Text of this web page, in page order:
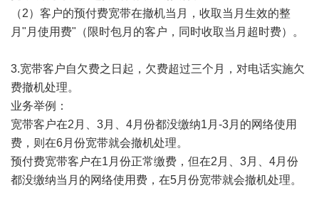
（2）客户的预付费宽带在撤机当月，收取当月生效的整
月"月使用费"（限时包月的客户，同时收取当月超时费）。
3.宽带客户自欠费之日起，欠费超过三个月，对电话实施欠
费撤机处理。
业务举例：
宽带客户在2月、3月、4月份都没缴纳1月-3月的网络使用
费，则在6月份宽带就会撤机处理。
预付费宽带客户在1月份正常缴费，但在2月、3月、4月份
都没缴纳当月的网络使用费，在5月份宽带就会撤机处理。